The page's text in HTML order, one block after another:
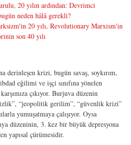
20 yılın ardından: Devrimci
neden hâlâ gerekli?
20 yılı, Revolutionary Marxism'in
son 40 yılı
derinleşen krizi, bugün savaş, soykırım,
eğilimi ve işçi sınıfına yönelen
çıkıyor. Burjuva düzenin
“jeopolitik gerilim”, “güvenlik krizi”
yumuşatmaya çalışıyor. Oysa
düzeninin, 3. kez bir büyük depresyona
yapısal çürümesidir.